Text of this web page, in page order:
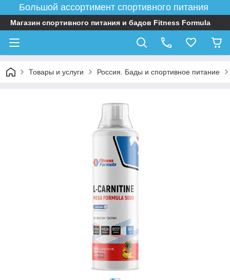
Большой ассортимент спортивного питания
Магазин спортивного питания и бадов Fitness Formula
Товары и услуги Россия. Бады и спортивное питание